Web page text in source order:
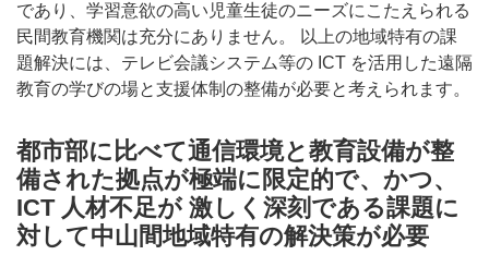
であり、学習意欲の高い児童生徒のニーズにこたえられる
民間教育機関は充分にありません。 以上の地域特有の課
題解決には、テレビ会議システム等の ICT を活用した遠隔
教育の学びの場と支援体制の整備が必要と考えられます。
都市部に比べて通信環境と教育設備が整
備された拠点が極端に限定的で、かつ、
ICT 人材不足が 激しく深刻である課題に
対して中山間地域特有の解決策が必要